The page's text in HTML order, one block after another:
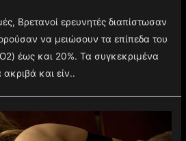
Βρετανοί ερευνητές διαπίστωσαν
να μειώσουν τα επίπεδα του
έως και 20%. Τα συγκεκριμένα
ακριβά και είν..